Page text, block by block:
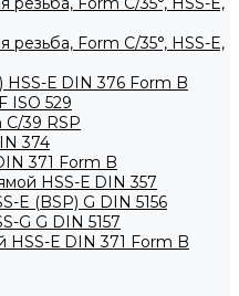
Form С/35°, HSS-E,
Е DIN 376 Form B
ISO 529
39 RSP
374
371 Form B
HSS-Е DIN 357
E (BSP) G DIN 5156
G G DIN 5157
Е DIN 371 Form B